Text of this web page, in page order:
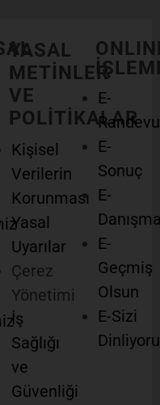
YASAL
METİNLER
VE
POLİTİKALAR
Kişisel
Verilerin
Korunması
Yasal
Uyarılar
Çerez
Yönetimi
İş
Sağlığı
ve
Güvenliği
E-
Randevu
E-
Sonuç
E-
E-
Geçmiş
Olsun
E-Sizi